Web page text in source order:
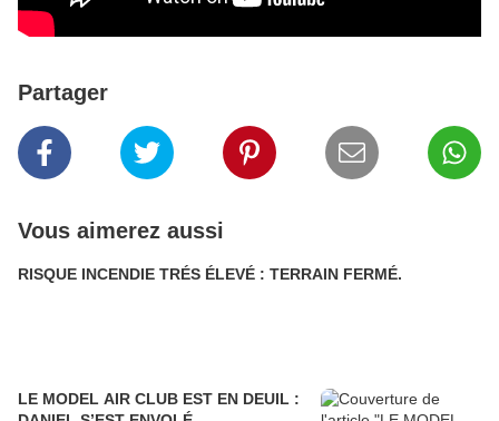
Partager
Vous aimerez aussi
RISQUE INCENDIE TRÉS ÉLEVÉ : TERRAIN FERMÉ.
LE MODEL AIR CLUB EST EN DEUIL :